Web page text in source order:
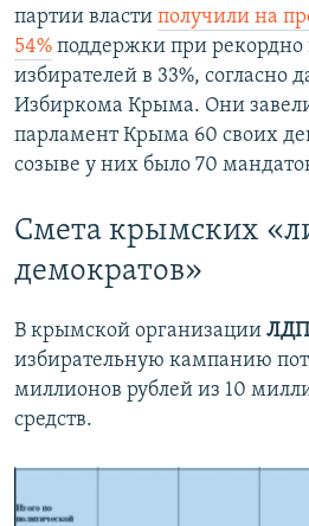
партии власти получили на
54% поддержки при рекордно
избирателей в 33%, согласно
Избиркома Крыма. Они
парламент Крыма 60 своих
созыве у них было 70
Смета крымских
демократов»
В крымской организации
избирательную кампанию
миллионов рублей из 10
средств.